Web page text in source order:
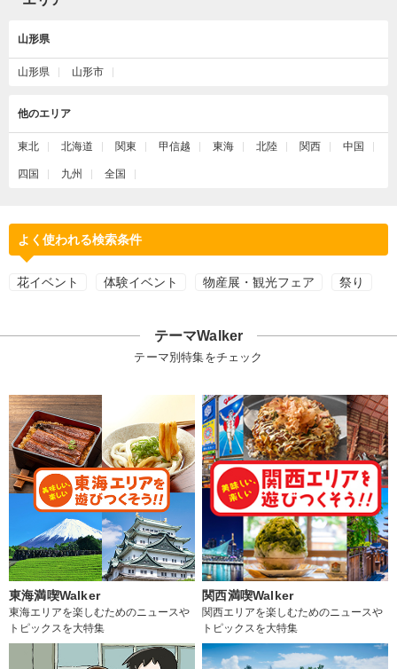
山形県
山形県 山形市
他のエリア
東北 北海道 関東 甲信越 東海 北陸 関西 中国
四国 九州 全国
よく使われる検索条件
花イベント 体験イベント 物産展・観光フェア 祭り
テーマWalker
テーマ別特集をチェック
東海満喫Walker
東海エリアを楽しむためのニュースや
トピックスを大特集
関西満喫Walker
関西エリアを楽しむためのニュースや
トピックスを大特集